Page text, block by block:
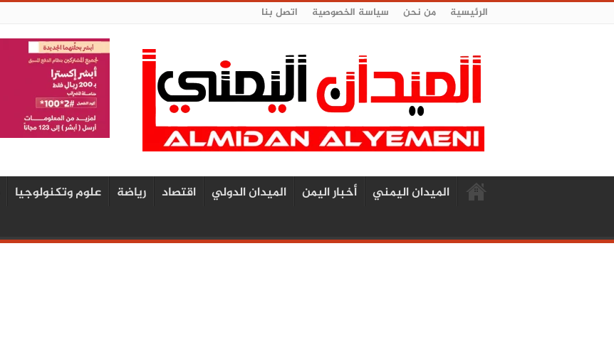
الرئيسية من نحن سياسة الخصوصية اتصل بنا
الميدان اليمني أخبار اليمن الميدان الدولي اقتصاد رياضة علوم وتكنولوجيا